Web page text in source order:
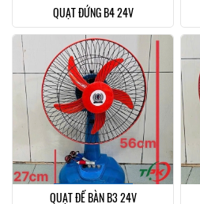
QUẠT ĐỨNG B4 24V
QUẠT ĐỂ BÀN B3 24V